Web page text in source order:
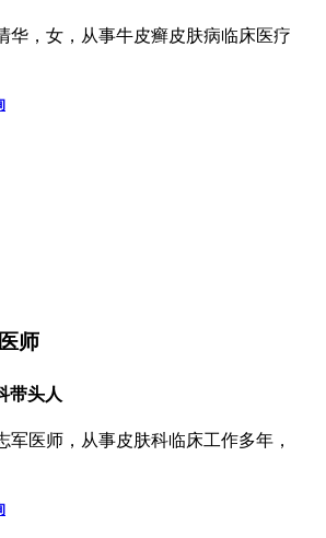
华，女，从事牛皮癣皮肤病临床医疗
师
带头人
军医师，从事皮肤科临床工作多年，